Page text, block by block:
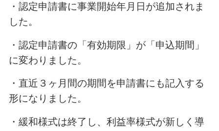
・認定申請書に事業開始年月日が追加されま
した。
・認定申請書の「有効期限」が「申込期間」
に変わりました。
・直近３ヶ月間の期間を申請書にも記入する
形になりました。
・緩和様式は終了し、利益率様式が新しく導